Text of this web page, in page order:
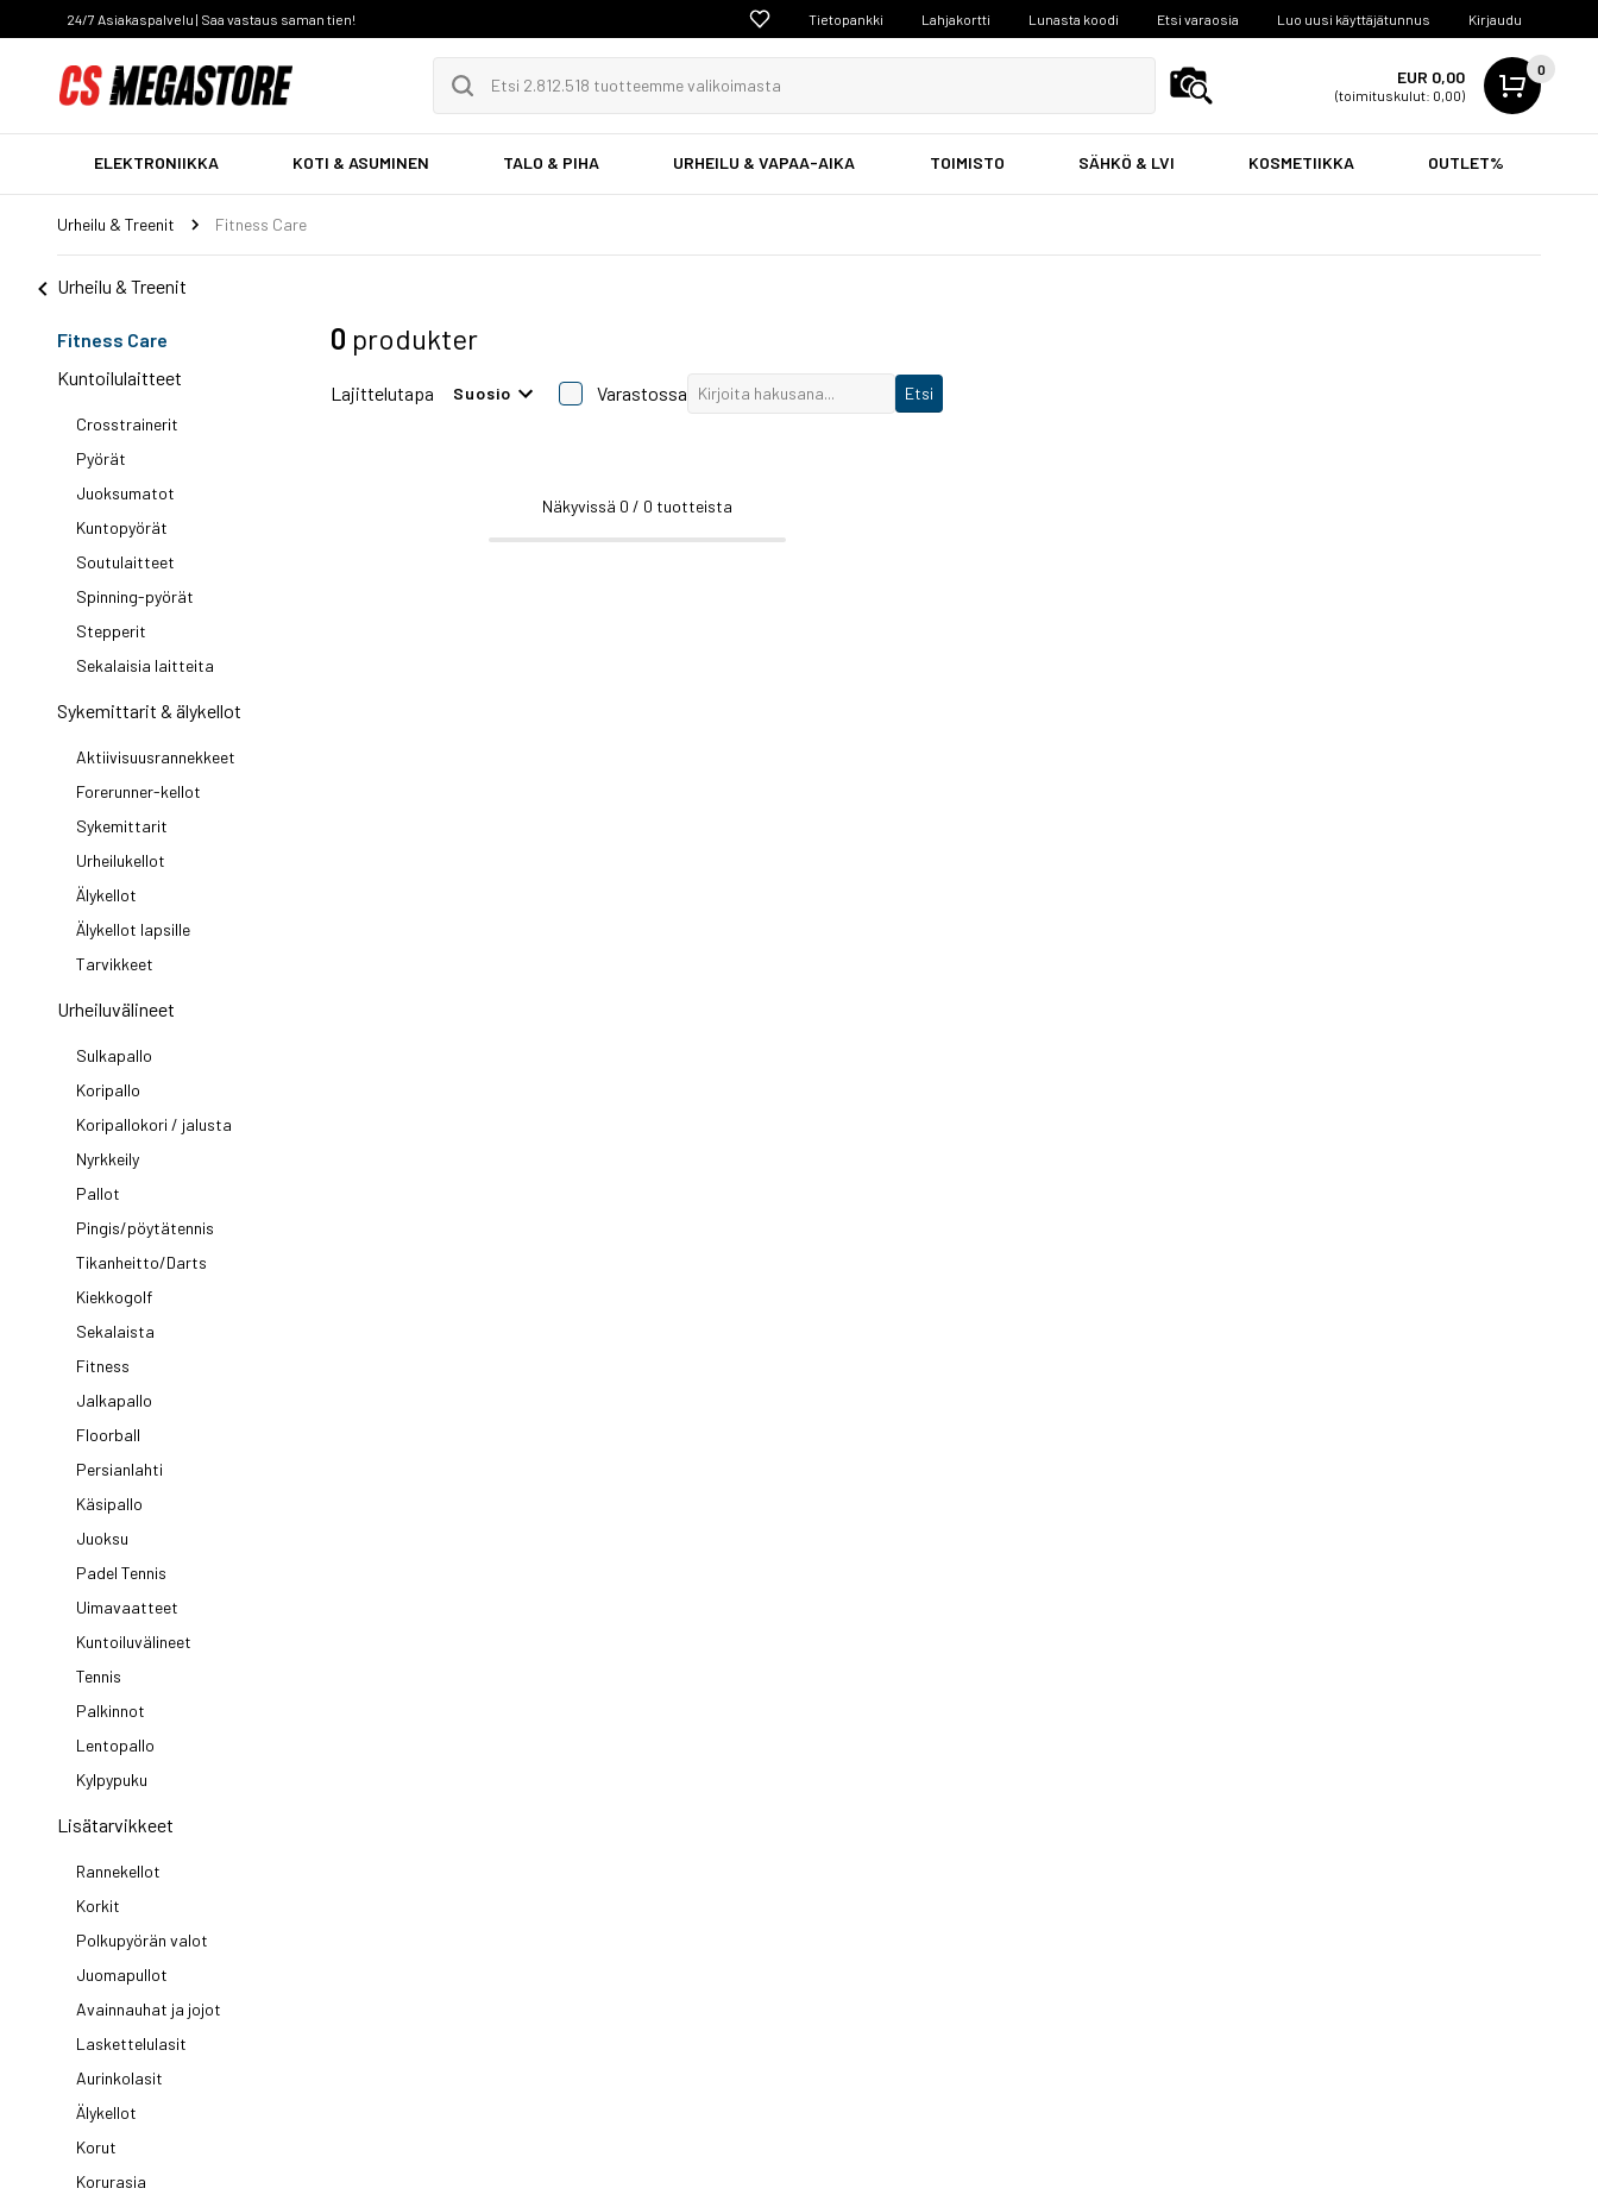
24/7 Asiakaspalvelu | Saa vastaus saman tien! Tietopankki Lahjakortti Lunasta koodi Etsi varaosia Luo uusi käyttäjätunnus Kirjaudu
EUR 0,00
(toimituskulut: 0,00)
0
ELEKTRONIIKKA KOTI & ASUMINEN TALO & PIHA URHEILU & VAPAA-AIKA TOIMISTO SÄHKÖ & LVI KOSMETIIKKA OUTLET%
Urheilu & Treenit Fitness Care
Urheilu & Treenit
Fitness Care
Kuntoilulaitteet
Crosstrainerit
Pyörät
Juoksumatot
Kuntopyörät
Soutulaitteet
Spinning-pyörät
Stepperit
Sekalaisia laitteita
Sykemittarit & älykellot
Aktiivisuusrannekkeet
Forerunner-kellot
Sykemittarit
Urheilukellot
Älykellot
Älykellot lapsille
Tarvikkeet
Urheiluvälineet
Sulkapallo
Koripallo
Koripallokori / jalusta
Nyrkkeily
Pallot
Pingis/pöytätennis
Tikanheitto/Darts
Kiekkogolf
Sekalaista
Fitness
Jalkapallo
Floorball
Persianlahti
Käsipallo
Juoksu
Padel Tennis
Uimavaatteet
Kuntoiluvälineet
Tennis
Palkinnot
Lentopallo
Kylpypuku
Lisätarvikkeet
Rannekellot
Korkit
Polkupyörän valot
Juomapullot
Avainnauhat ja jojot
Laskettelulasit
Aurinkolasit
Älykellot
Korut
Korurasia
0 produkter
Lajittelutapa Suosio Varastossa Etsi
Näkyvissä 0 / 0 tuotteista